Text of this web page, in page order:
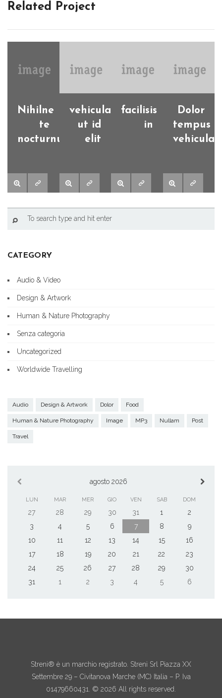
Related Project
Nihilne
te
nocturnum
vehicula
ut id
elit
facilisis
in
Dolor
tempus
vehicula
CATEGORY
Audio & Video
Design & Artwork
Human & Nature Photography
Senza categoria
Uncategorized
Worldwide Travelling
Audio Design & Artwork Dolor Food
Human & Nature Photography Image MP3 Nullam Post
Travel
agosto 2026
LUN MAR MER GIO VEN SAB DOM
27 28 29 30 31 1
2
3
4 5 6 7 8
9
10
11 12 13 14 15
16
17
18 19 20 21 22
23
24
25 26 27 28 29
30
31
1 2 3 4 5 6
Streni® è un marchio registrato. Streni Srl Piazza XX
Settembre 29 – Civitanova Marche (MC) Italia – P. Iva
01479660431. © 2026 All rights reserved.